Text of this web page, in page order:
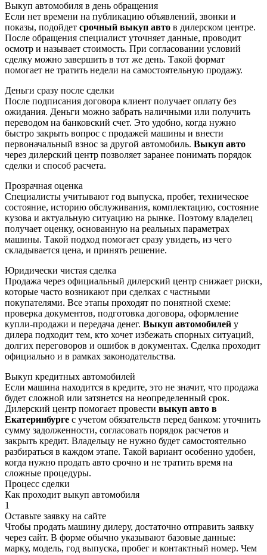
Выкуп автомобиля в день обращения
Если нет времени на публикацию объявлений, звонки и
показы, подойдет срочный выкуп авто в дилерском центре.
После обращения специалист уточняет данные, проводит
осмотр и называет стоимость. При согласовании условий
сделку можно завершить в тот же день. Такой формат
помогает не тратить недели на самостоятельную продажу.
Деньги сразу после сделки
После подписания договора клиент получает оплату без
ожидания. Деньги можно забрать наличными или получить
переводом на банковский счет. Это удобно, когда нужно
быстро закрыть вопрос с продажей машины и внести
первоначальный взнос за другой автомобиль. Выкуп авто
через дилерский центр позволяет заранее понимать порядок
сделки и способ расчета.
Прозрачная оценка
Специалисты учитывают год выпуска, пробег, техническое
состояние, историю обслуживания, комплектацию, состояние
кузова и актуальную ситуацию на рынке. Поэтому владелец
получает оценку, основанную на реальных параметрах
машины. Такой подход помогает сразу увидеть, из чего
складывается цена, и принять решение.
Юридически чистая сделка
Продажа через официальный дилерский центр снижает риски,
которые часто возникают при сделках с частными
покупателями. Все этапы проходят по понятной схеме:
проверка документов, подготовка договора, оформление
купли-продажи и передача денег. Выкуп автомобилей у
дилера подходит тем, кто хочет избежать спорных ситуаций,
долгих переговоров и ошибок в документах. Сделка проходит
официально и в рамках законодательства.
Выкуп кредитных автомобилей
Если машина находится в кредите, это не значит, что продажа
будет сложной или затянется на неопределенный срок.
Дилерский центр помогает провести выкуп авто в
Екатеринбурге с учетом обязательств перед банком: уточнить
сумму задолженности, согласовать порядок расчетов и
закрыть кредит. Владельцу не нужно будет самостоятельно
разбираться в каждом этапе. Такой вариант особенно удобен,
когда нужно продать авто срочно и не тратить время на
сложные процедуры.
Процесс сделки
Как проходит выкуп автомобиля
1
Оставьте заявку на сайте
Чтобы продать машину дилеру, достаточно отправить заявку
через сайт. В форме обычно указывают базовые данные:
марку, модель, год выпуска, пробег и контактный номер. Чем